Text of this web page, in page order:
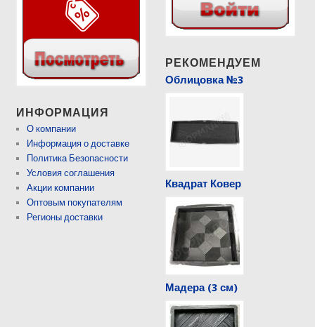
ИНФОРМАЦИЯ
О компании
Информация о доставке
Политика Безопасности
Условия соглашения
Акции компании
Оптовым покупателям
Регионы доставки
РЕКОМЕНДУЕМ
Облицовка №3
Квадрат Ковер
Мадера (3 см)